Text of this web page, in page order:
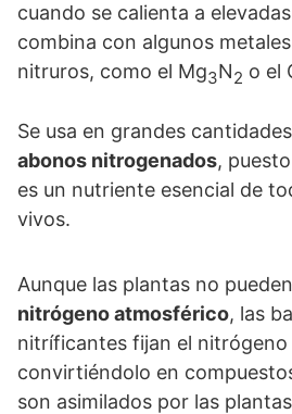
cuando se calienta a
combina con algunos
nitruros, como el Mg3N2 o el
Se usa en grandes
abonos nitrogenados,
es un nutriente esencial de
vivos.
Aunque las plantas no
nitrógeno atmosférico, las
nitríficantes fijan el nitrógeno
convirtiéndolo en
son asimilados por las